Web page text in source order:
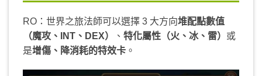
RO：世界之旅法師可以選擇 3 大方向堆配點數值
（魔攻、INT、DEX）
、 特化屬性（火、冰、雷） 或
是增傷、降消耗的特效卡 。